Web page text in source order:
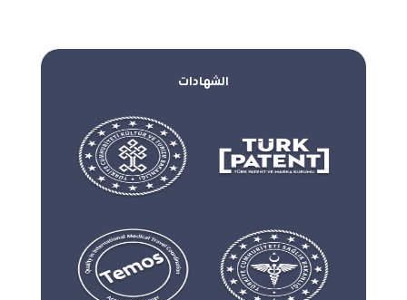
الشهادات